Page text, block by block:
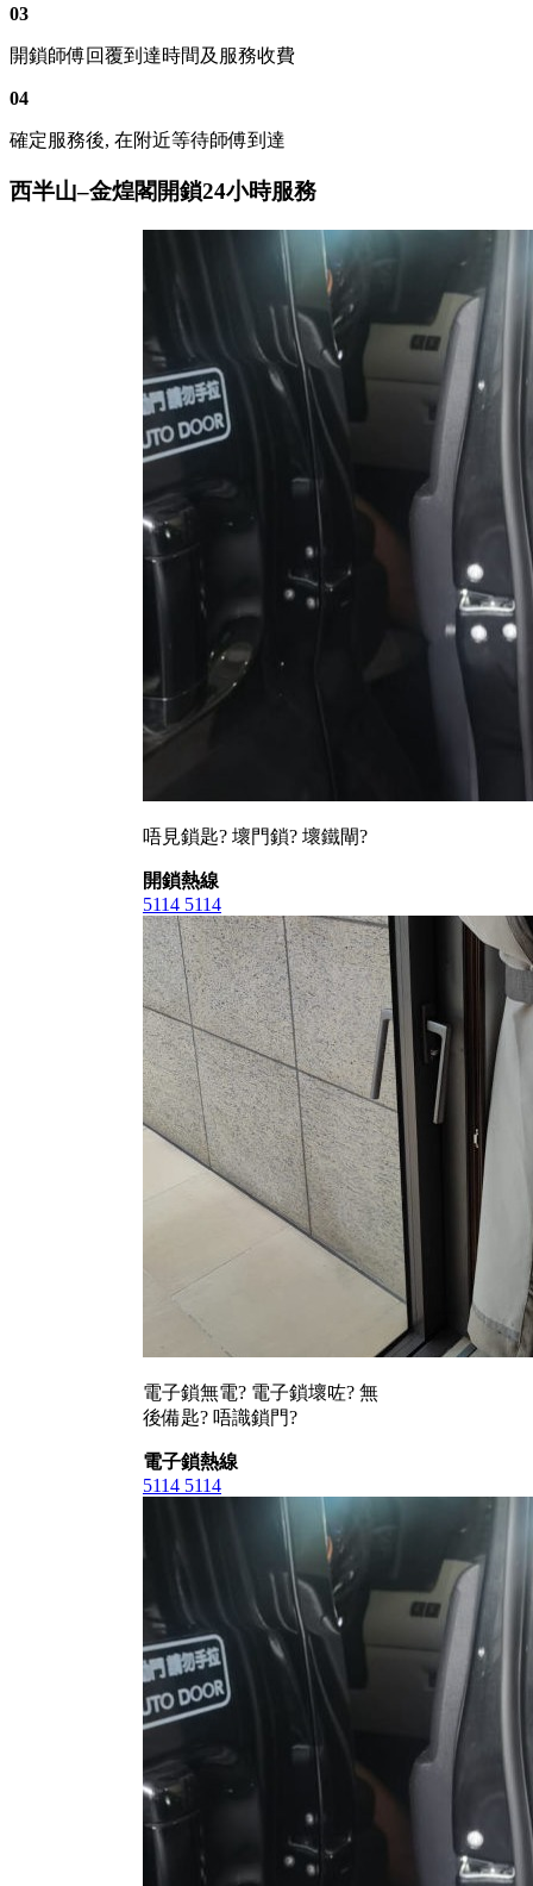
03
開鎖師傅回覆到達時間及服務收費
04
確定服務後, 在附近等待師傅到達
西半山–金煌閣開鎖24小時服務
唔見鎖匙? 壞門鎖? 壞鐵閘?
開鎖熱線
5114 5114
電子鎖無電? 電子鎖壞咗? 無
後備匙? 唔識鎖門?
電子鎖熱線
5114 5114